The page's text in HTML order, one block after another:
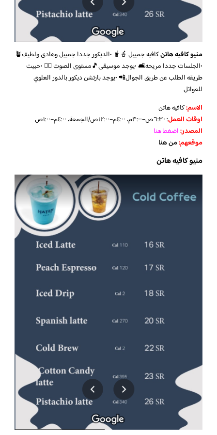
منيو كافيه هاتن
كافيه جمييل 🧋🪴 •الديكور جددا جمييل وهادى ولطيف🪴
•الجلسات جددا مريحه🛋 •يوجد موسيقى🎵مستوى الصوت 👍🏻 •حبيت
طريقه الطلب عن طريق الجوال📲 •يوجد بارتشن ديكور بالدور العلوي
للعوائل
الاسم:كافيه هاتن
اوقات العمل: ٦:٣٠ص–٣:٠٠م، ٤:٠٠م–١٢:٠٠ص/الجمعة، ٤:٠٠م–١:٠٠ص
المصدر:اضغط هنا
موقعهم:من هنا
منيو كافيه هاتن